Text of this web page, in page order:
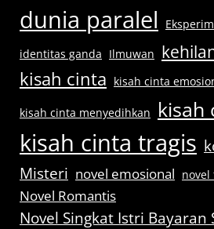
dunia paralel
identitas ganda Ilmuwan
kisah cinta kisah cinta
kisah cinta menyedihkan kisah
kisah cinta tragis
Misteri novel emosional novel
Novel Romantis
Novel Singkat Istri Bayaran